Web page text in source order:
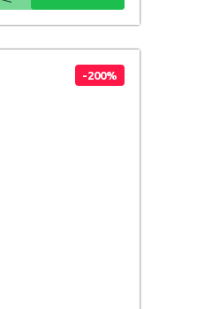
-200%